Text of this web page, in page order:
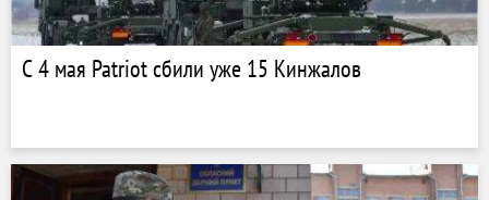
С 4 мая Patriot сбили уже 15 Кинжалов